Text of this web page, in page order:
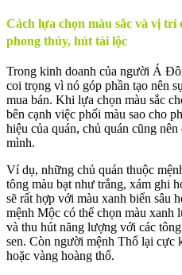
Cách lựa chọn màu sắc và vị
phong thủy, hút tài lộc
Trong kinh doanh của người Á
coi trọng vì nó góp phần tạo nên
mua bán. Khi lựa chọn màu sắc
bên cạnh việc phối màu sao cho
hiệu của quán, chủ quán cũng nên
mình.
Ví dụ, những chủ quán thuộc
tông màu bạt như trắng, xám ghi
sẽ rất hợp với màu xanh biển sâu
mệnh Mộc có thể chọn màu xanh
và thu hút năng lượng với các
sen. Còn người mệnh Thổ lại cực
hoặc vàng hoàng thổ.